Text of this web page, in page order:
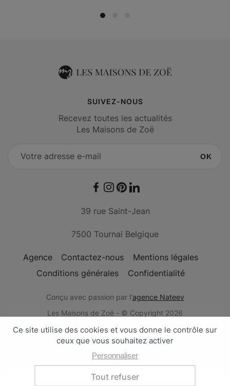
Agence Contactez-nous
Mentions légales
Conditions générales
Confidentialité
39 rue Saint-Jean
7500 Tournai Belgique
SUIVEZ-NOUS
Recevez toutes les actualités
Les Maisons de Zoë
OK
Les Maisons de Zoë - © Copyright 2026
Conçu avec passion par l'agence Nateev